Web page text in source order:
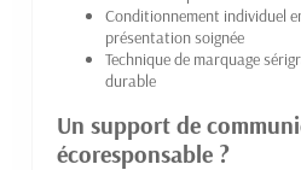
Conditionnement individuel
présentation soignée
Technique de marquage
durable
Un support de
écoresponsable ?